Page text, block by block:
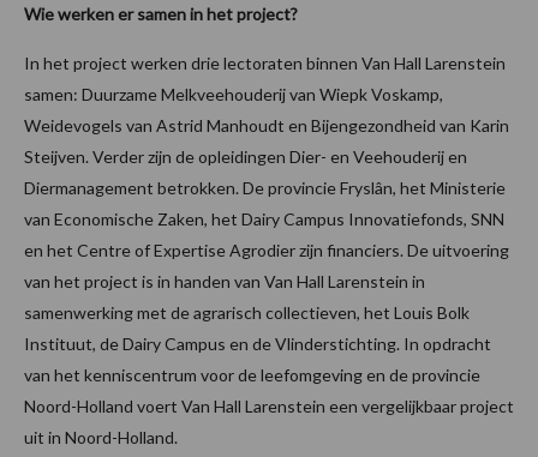
Wie werken er samen in het project?
In het project werken drie lectoraten binnen Van Hall Larenstein
samen: Duurzame Melkveehouderij van Wiepk Voskamp,
Weidevogels van Astrid Manhoudt en Bijengezondheid van Karin
Steijven. Verder zijn de opleidingen Dier- en Veehouderij en
Diermanagement betrokken. De provincie Fryslân, het Ministerie
van Economische Zaken, het Dairy Campus Innovatiefonds, SNN
en het Centre of Expertise Agrodier zijn financiers. De uitvoering
van het project is in handen van Van Hall Larenstein in
samenwerking met de agrarisch collectieven, het Louis Bolk
Instituut, de Dairy Campus en de Vlinderstichting. In opdracht
van het kenniscentrum voor de leefomgeving en de provincie
Noord-Holland voert Van Hall Larenstein een vergelijkbaar project
uit in Noord-Holland.